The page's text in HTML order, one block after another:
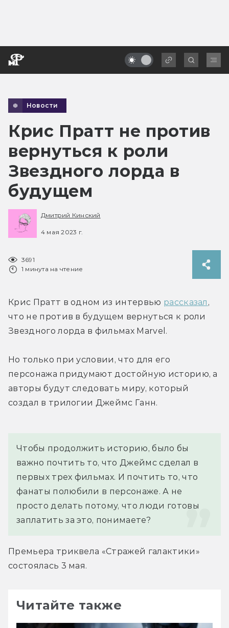
Новости
Крис Пратт не против
вернуться к роли
Звездного лорда в
будущем
Дмитрий Кинский
4 мая 2023 г.
3691
1 минута на чтение
Крис Пратт в одном из интервью рассказал ,
что не против в будущем вернуться к роли
Звездного лорда в фильмах Marvel.
Но только при условии, что для его
персонажа придумают достойную историю, а
авторы будут следовать миру, который
создал в трилогии Джеймс Ганн.
Чтобы продолжить историю, было бы
важно почтить то, что Джеймс сделал в
первых трех фильмах. И почтить то, что
фанаты полюбили в персонаже. А не
просто делать потому, что люди готовы
заплатить за это, понимаете?
Премьера триквела «Стражей галактики»
состоялась 3 мая.
Читайте также